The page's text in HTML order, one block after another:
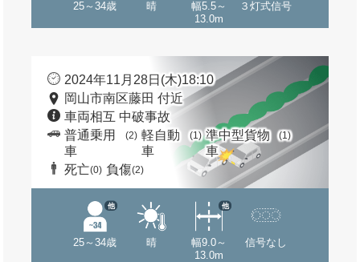
25～34歳 晴
幅5.5～
13.0m
３灯式信号
2024年11月28日(木)18:10
岡山市南区藤田 付近
車両相互 中破事故
普通乗用
車
(2) 軽自動
車
(1) 準中型貨物
車
(1)
死亡(0) 負傷(2)
25～34歳
他
晴
幅9.0～
13.0m
他
信号なし